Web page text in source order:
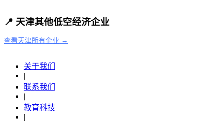
📍 天津其他低空经济企业
查看天津所有企业 →
关于我们
|
联系我们
|
教育科技
|